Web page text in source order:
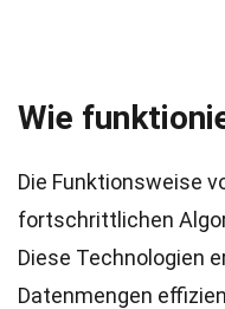
Wie
Die Funktionsweise
fortschrittlichen
Diese Technologien
Datenmengen